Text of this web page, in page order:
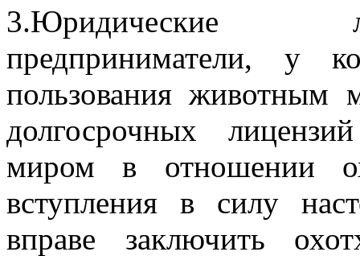
3.Юридические
предприниматели, у
пользования животным
долгосрочных
миром в отношении
вступления в силу
вправе заключить